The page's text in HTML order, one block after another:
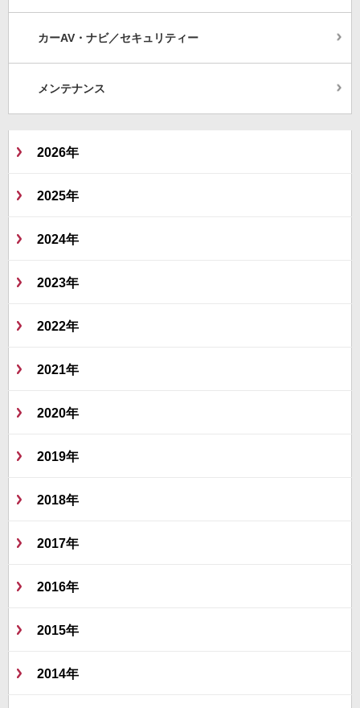
カーAV・ナビ／セキュリティー
メンテナンス
2026年
2025年
2024年
2023年
2022年
2021年
2020年
2019年
2018年
2017年
2016年
2015年
2014年